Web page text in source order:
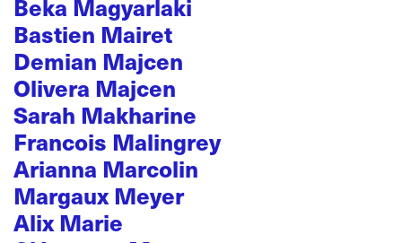
Beka Magyarlaki
Bastien Mairet
Demian Majcen
Olivera Majcen
Sarah Makharine
Francois Malingrey
Arianna Marcolin
Margaux Meyer
Alix Marie